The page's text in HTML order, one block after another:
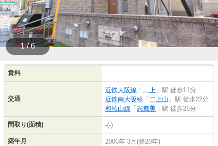
1 / 6
賃料 -
交通
近鉄大阪線 「 二上 」駅 徒歩11分
近鉄南大阪線 「 二上山 」駅 徒歩22分
和歌山線 「 志都美 」駅 徒歩26分
間取り(面積) -(-)
築年月 2006年 3月(築20年)